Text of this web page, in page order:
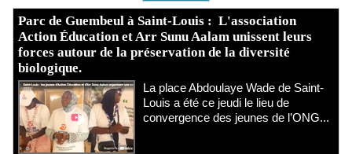
Parc de Guembeul à Saint-Louis : L'association
Action Éducation et Arr Sunu Aalam unissent leurs
forces autour de la préservation de la diversité
biologique.
​La place Abdoulaye Wade de Saint-
Louis a été ce jeudi le lieu de
convergence des jeunes de l’ONG...